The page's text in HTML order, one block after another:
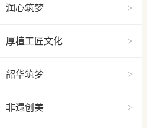
润心筑梦 >
厚植工匠文化 >
韶华筑梦 >
非遗创美 >